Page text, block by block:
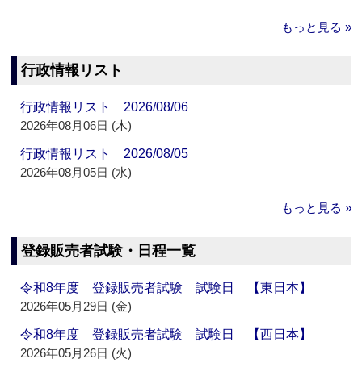
もっと見る »
行政情報リスト
行政情報リスト 2026/08/06
2026年08月06日 (木)
行政情報リスト 2026/08/05
2026年08月05日 (水)
もっと見る »
登録販売者試験・日程一覧
令和8年度 登録販売者試験 試験日 【東日本】
2026年05月29日 (金)
令和8年度 登録販売者試験 試験日 【西日本】
2026年05月26日 (火)